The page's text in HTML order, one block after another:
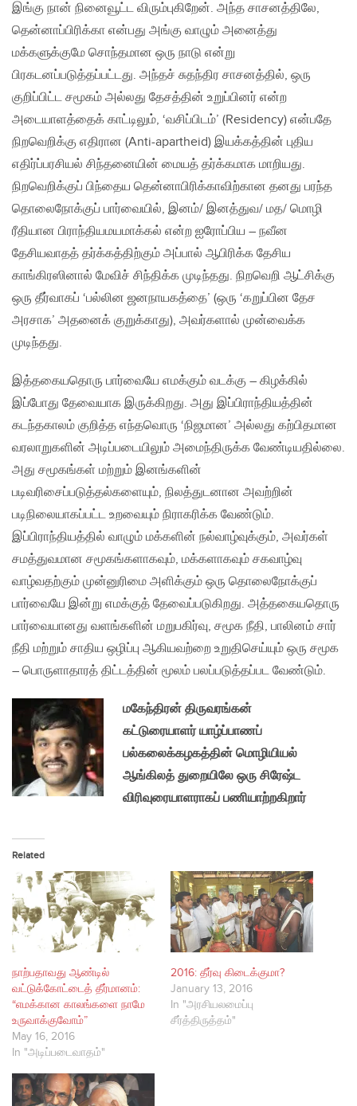
இங்கு நான் நினைவூட்ட விரும்புகிறேன். அந்த சாசனத்திலே,
தென்னாப்பிரிக்கா என்பது அங்கு வாழும் அனைத்து
மக்களுக்குமே சொந்தமான ஒரு நாடு என்று
பிரகடனப்படுத்தப்பட்டது. அந்தச் சுதந்திர சாசனத்தில், ஒரு
குறிப்பிட்ட சமூகம் அல்லது தேசத்தின் உறுப்பினர் என்ற
அடையாளத்தைக் காட்டிலும், ‘வசிப்பிடம்’ (Residency) என்பதே
நிறவெறிக்கு எதிரான (Anti-apartheid) இயக்கத்தின் புதிய
எதிர்ப்பரசியல் சிந்தனையின் மையத் தர்க்கமாக மாறியது.
நிறவெறிக்குப் பிந்தைய தென்னாபிரிக்காவிற்கான தனது பரந்த
தொலைநோக்குப் பார்வையில், இனம்/ இனத்துவ‌/ மத/ மொழி
ரீதியான பிராந்தியமயமாக்கல் என்ற ஐரோப்பிய – நவீன
தேசியவாதத் தர்க்கத்திற்கும் அப்பால் ஆபிரிக்க தேசிய
காங்கிரஸினால் மேவிச் சிந்திக்க‌ முடிந்தது. நிறவெறி ஆட்சிக்கு
ஒரு தீர்வாகப் ‘பல்லின ஜனநாயகத்தை’ (ஒரு ‘கறுப்பின தேச‍
அரசாக’ அதனைக் குறுக்காது), அவர்களால் முன்வைக்க
முடிந்தது.
இத்தகையதொரு பார்வையே எமக்கும் வடக்கு – கிழக்கில்
இப்போது தேவையாக இருக்கிறது. அது இப்பிராந்தியத்தின்
கடந்தகாலம் குறித்த எந்தவொரு ‘நிஜமான’ அல்லது கற்பிதமான
வரலாறுகளின் அடிப்படையிலும் அமைந்திருக்க வேண்டியதில்லை.
அது சமூகங்கள் மற்றும் இனங்களின்
படிவரிசைப்படுத்தல்களையும், நிலத்துடனான அவற்றின்
படிநிலையாகப்பட்ட‌ உறவையும் நிராகரிக்க வேண்டும்.
இப்பிராந்தியத்தில் வாழும் மக்களின் நல்வாழ்வுக்கும், அவர்கள்
சமத்துவமான சமூகங்களாகவும், மக்களாகவும் சகவாழ்வு
வாழ்வதற்கும் முன்னுரிமை அளிக்கும் ஒரு தொலைநோக்குப்
பார்வையே இன்று எமக்குத் தேவைப்படுகிறது. அத்தகையதொரு
பார்வையானது வளங்களின் மறுபகிர்வு, சமூக நீதி, பாலினம் சார்
நீதி மற்றும் சாதிய ஒழிப்பு ஆகியவற்றை உறுதிசெய்யும் ஒரு சமூக
– பொருளாதாரத் திட்டத்தின் மூலம் பலப்படுத்தப்பட வேண்டும்.
மகேந்திரன் திருவரங்கன்
கட்டுரையாளர் யாழ்ப்பாணப்
பல்கலைக்கழகத்தின் மொழியியல்
ஆங்கிலத் துறையிலே ஒரு சிரேஷ்ட
விரிவுரையாளராகப் பணியாற்றகிறார்
Related
நாற்பதாவது ஆண்டில்
வட்டுக்கோட்டைத் தீர்மானம்:
“எமக்கான காலங்களை நாமே
உருவாக்குவோம்”
May 16, 2016
In "அடிப்படைவாதம்"
2016: தீர்வு கிடைக்குமா?
January 13, 2016
In "அரசியலமைப்பு
சீர்த்திருத்தம்"